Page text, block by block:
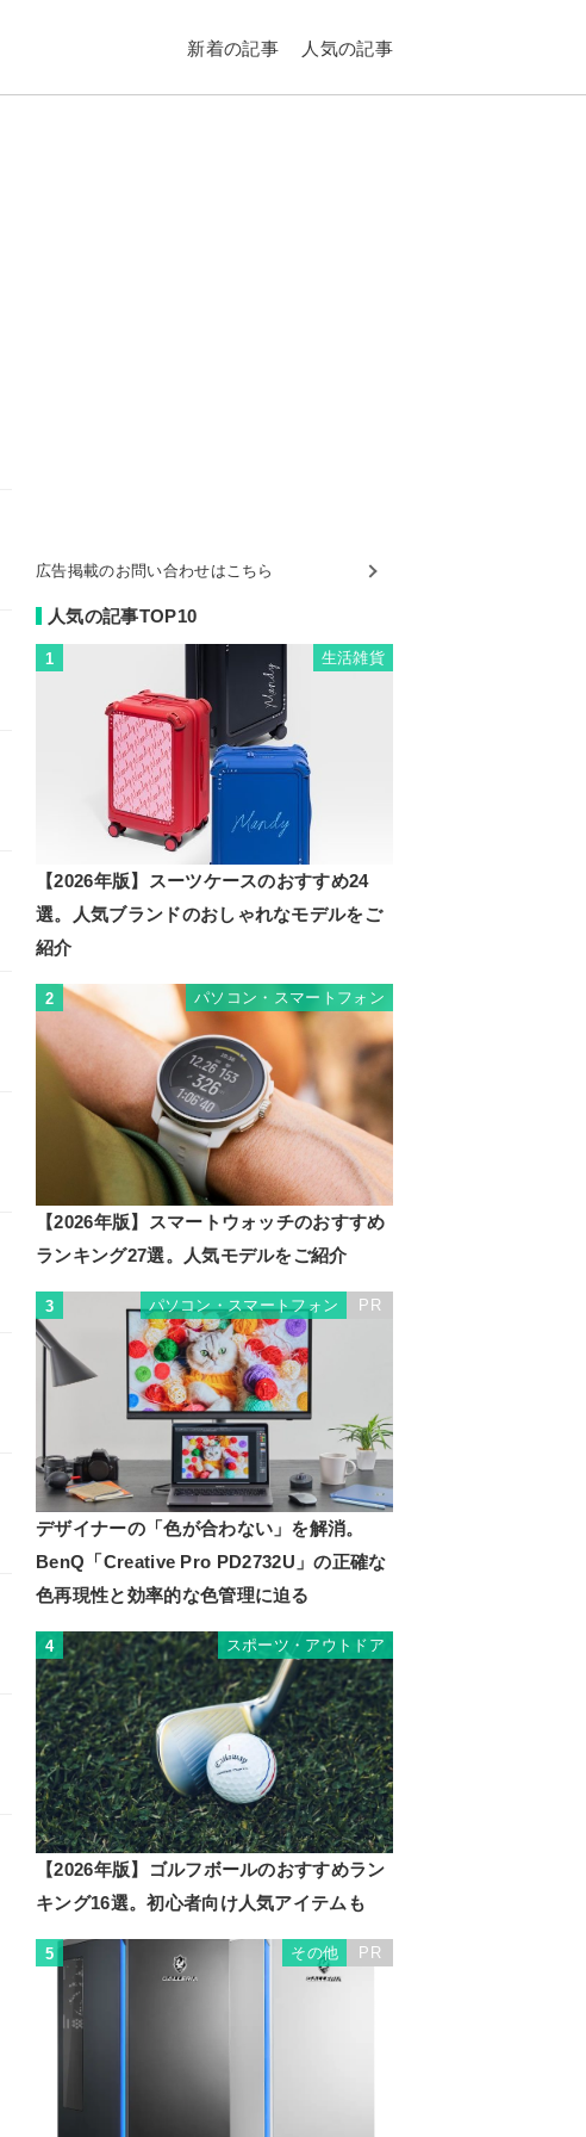
新着の記事 人気の記事
広告掲載のお問い合わせはこちら
人気の記事TOP10
1 生活雑貨
【2026年版】スーツケースのおすすめ24
選。人気ブランドのおしゃれなモデルをご
紹介
2 パソコン・スマートフォン
【2026年版】スマートウォッチのおすすめ
ランキング27選。人気モデルをご紹介
3 パソコン・スマートフォン PR
デザイナーの「色が合わない」を解消。
BenQ「Creative Pro PD2732U」の正確な
色再現性と効率的な色管理に迫る
4 スポーツ・アウトドア
【2026年版】ゴルフボールのおすすめラン
キング16選。初心者向け人気アイテムも
5 その他 PR